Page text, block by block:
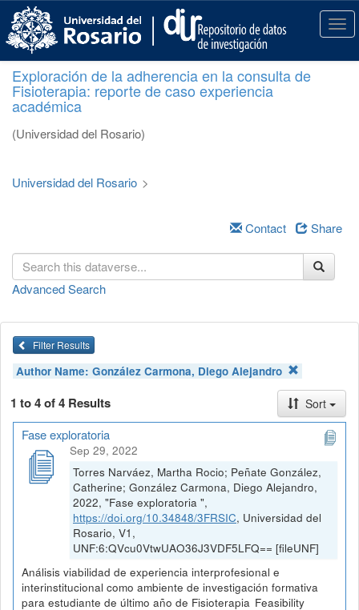
p
T
o
g
t
Exploración de la adherencia en la consulta de
Fisioterapia: reporte de caso experiencia
académica
(Universidad del Rosario)
Universidad del Rosario >
Contact Share
Advanced Search
Filter Results
Author Name:González Carmona, Diego Alejandro
1 to 4 of 4 Results Sort
Fase exploratoria
Sep 29, 2022
Torres Narváez, Martha Rocio; Peñate González,
Catherine; González Carmona, Diego Alejandro,
2022, "Fase exploratoria ",
https://doi.org/10.34848/3FRSIC, Universidad del
Rosario, V1,
UNF:6:QVcu0VtwUAO36J3VDF5LFQ== [fileUNF]
Análisis viabilidad de experiencia interprofesional e
interinstitucional como ambiente de investigación formativa
para estudiante de último año de Fisioterapia Feasibility